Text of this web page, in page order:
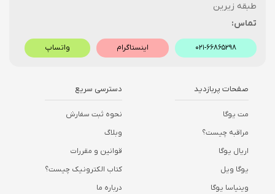
طبقه زیرین
تماس:
۰۲۱-۶۶۸۶۵۲۹۸ اینستاگرام واتساپ
صفحات پربازدید
مت یوگا
مراقبه چیست؟
اریال یوگا
یوگا ویل
وینیاسا یوگا
دسترسی سریع
نحوه ثبت سفارش
وبلاگ
قوانین و مقررات
کتاب الکترونیک چیست؟
درباره ما